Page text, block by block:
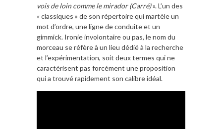
vois de loin comme le mirador (Carré)». L’un des
« classiques » de son répertoire qui martèle un
mot d’ordre, une ligne de conduite et un
gimmick. Ironie involontaire ou pas, le nom du
morceau se réfère à un lieu dédié à la recherche
et l’expérimentation, soit deux termes qui ne
caractérisent pas forcément une proposition
qui a trouvé rapidement son calibre idéal.